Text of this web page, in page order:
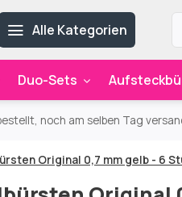
Alle Kategorien
Duo-Sets
noch am selben Tag
Original 0,7 mm gelb - 6